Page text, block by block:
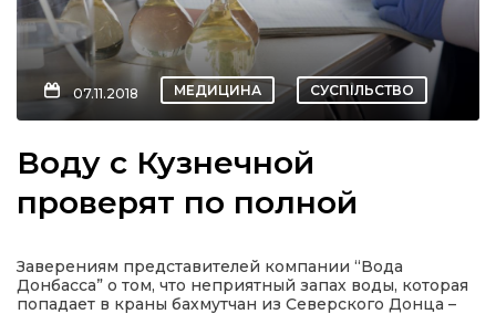
новини
07.11.2018 МЕДИЦИНА СУСПІЛЬСТВО
Воду с Кузнечной
проверят по полной
Заверениям представителей компании “Вода
Донбасса” о том, что неприятный запах воды, которая
попадает в краны бахмутчан из Северского Донца –